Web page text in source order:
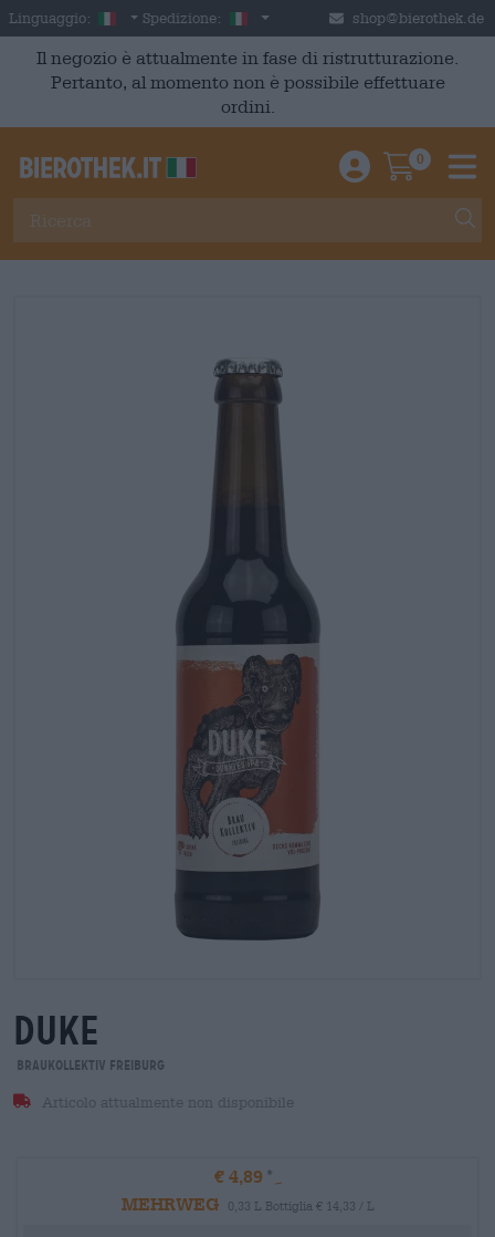
Skip to main content
Linguaggio: Italian
Spedizione: Italia shop@bierothek.de
Il negozio è attualmente in fase di ristrutturazione.
Pertanto, al momento non è possibile effettuare
ordini.
Einloggen /
0
duke
Braukollektiv Freiburg
Articolo attualmente non disponibile
€ 4,89
MEHRWEG
0,33 L Bottiglia € 14,33 / L